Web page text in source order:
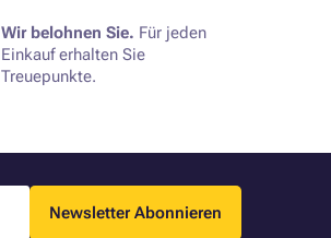
Wir belohnen Sie. Für jeden
Einkauf erhalten Sie
Treuepunkte.
Newsletter Abonnieren